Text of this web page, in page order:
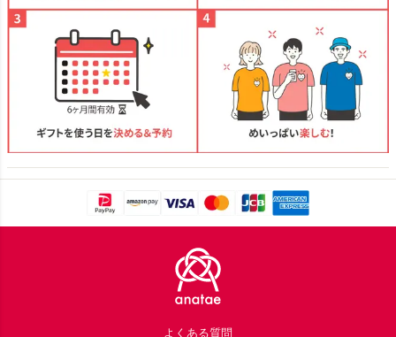
よくある質問